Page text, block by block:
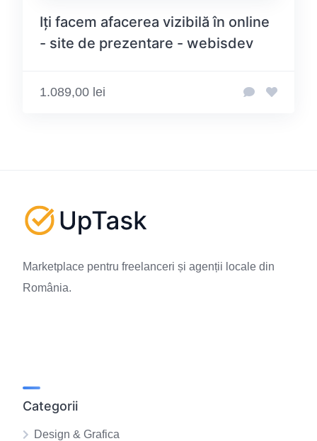
Iți facem afacerea vizibilă în online
- site de prezentare - webisdev
1.089,00 lei
Marketplace pentru freelanceri și agenții locale din
România.
Categorii
Design & Grafica